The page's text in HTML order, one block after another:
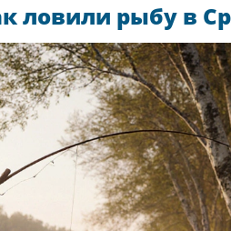
ловили рыбу в